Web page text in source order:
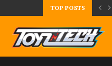
TOP POSTS
DELLA CRRATURA DELLA